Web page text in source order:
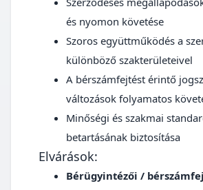
és nyomon követése
Szoros együttműködés a
különböző szakterületeivel
A bérszámfejtést érintő
változások folyamatos
Minőségi és szakmai
betartásának biztosítása
Elvárások:
Bérügyintézői /